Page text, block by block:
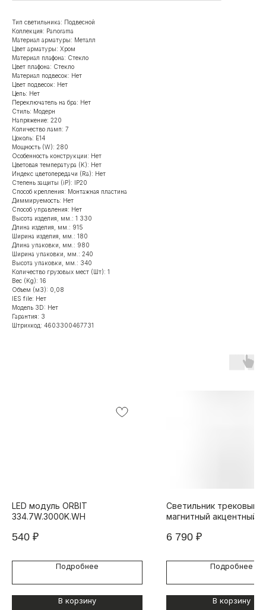
Тип светильника: Подвесной
Коллекция: Panorama
Материал арматуры: Металл
Цвет арматуры: Хром
Материал плафона: Стекло
Цвет плафона: Стекло
Материал подвесок: Нет
Цвет подвесок: Нет
Цепь: Нет
Переключатель на бра: Нет
Стиль: Модерн
Напряжение: 220
Количество ламп: 7
Цоколь: Е14
Мощность (W): 280
Особенность конструкции: Нет
Цветовая температура (K): Нет
Индекс цветопередачи (Ra): Нет
Степень защиты (iP): IP20
Способ крепления: Монтажная пластина
Диммируемость: Нет
Способ управления: Нет
Высота изделия, мм.: 1 330
Длина изделия, мм.: 915
Ширина изделия, мм.: 180
Длина упаковки, мм.: 980
Ширина упаковки, мм.: 240
Высота упаковки, мм.: 340
Количество грузовых мест (Шт): 1
Вес (Kg): 16
Объем (м3): 0,08
IES file: Нет
Модель 3D: Нет
Гарантия: 3
Штрихкод: 4603300467731
LED модуль ORBIT
334.7W.3000K.WH
540 ₽
Подробнее
В корзину
Светильник трековый
магнитный акцентный
H300-10W-24DG-3000K-
6 790 ₽
Подробнее
В корзину